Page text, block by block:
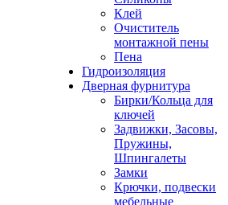
Клей
Очиститель
монтажной пены
Пена
Гидроизоляция
Дверная фурнитура
Бирки/Кольца для
ключей
Задвижки, Засовы,
Пружины,
Шпингалеты
Замки
Крючки, подвески
мебельные